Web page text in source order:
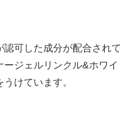
認可した成分が配合されて
ジェルリンクル&ホワイ
けています。